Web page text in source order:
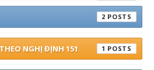
2
NGHỊ ĐỊNH 151 1